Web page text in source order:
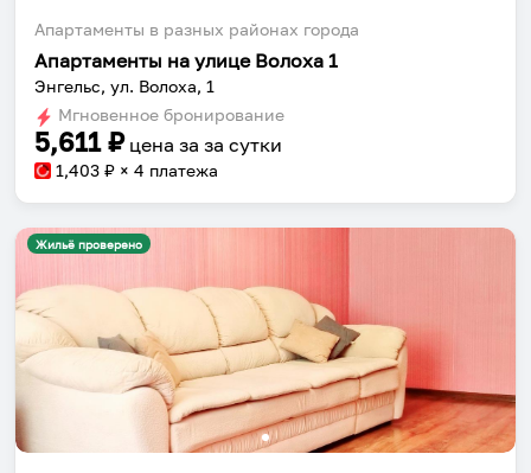
Апартаменты в разных районах города
Апартаменты на улице Волоха 1
Энгельс, ул. Волоха, 1
Мгновенное бронирование
5,611₽ цена за за сутки
1,403 ₽ × 4 платежа
Жильё проверено